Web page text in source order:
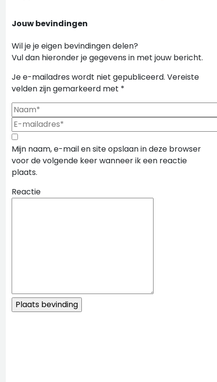
Jouw bevindingen
Wil je je eigen bevindingen delen?
Vul dan hieronder je gegevens in met jouw bericht.
Je e-mailadres wordt niet gepubliceerd. Vereiste
velden zijn gemarkeerd met *
Mijn naam, e-mail en site opslaan in deze browser
voor de volgende keer wanneer ik een reactie
plaats.
Reactie